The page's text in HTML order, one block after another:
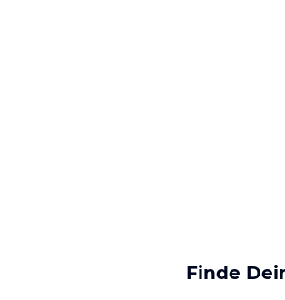
Finde